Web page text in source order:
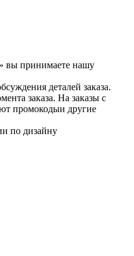
вы принимаете нашу
деталей заказа.
заказа. На заказы с
промокодыи другие
по дизайну